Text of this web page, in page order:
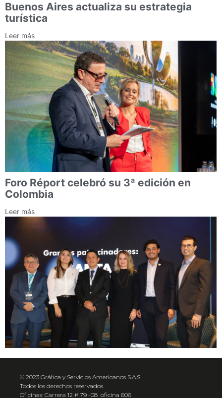
Buenos Aires actualiza su estrategia
turística
Leer más
Foro Réport celebró su 3ª edición en
Colombia
Leer más
© 2023 Gráfica y Servicios Americanos S.A.S.
Todos los derechos reservados.
Oficinas: Carrera 12 # 79 -08 oficina 606